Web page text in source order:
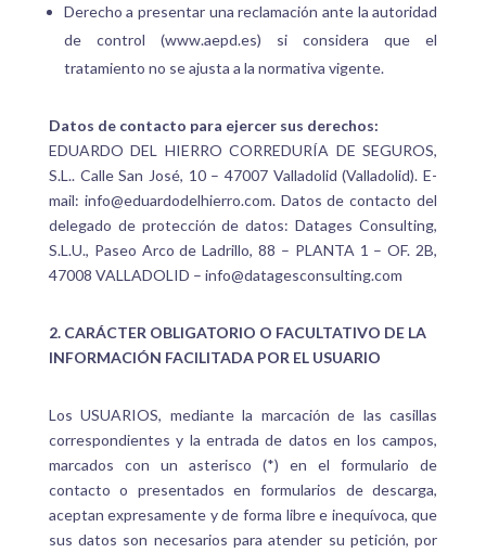
Derecho a presentar una reclamación ante la autoridad
de control (www.aepd.es) si considera que el
tratamiento no se ajusta a la normativa vigente.
Datos de contacto para ejercer sus derechos:
EDUARDO DEL HIERRO CORREDURÍA DE SEGUROS,
S.L.. Calle San José, 10 – 47007 Valladolid (Valladolid). E-
mail: info@eduardodelhierro.com. Datos de contacto del
delegado de protección de datos:Datages Consulting,
S.L.U., Paseo Arco de Ladrillo, 88 – PLANTA 1 – OF. 2B,
47008 VALLADOLID – info@datagesconsulting.com
2. CARÁCTER OBLIGATORIO O FACULTATIVO DE LA
INFORMACIÓN FACILITADA POR EL USUARIO
Los USUARIOS, mediante la marcación de las casillas
correspondientes y la entrada de datos en los campos,
marcados con un asterisco (*) en el formulario de
contacto o presentados en formularios de descarga,
aceptan expresamente y de forma libre e inequívoca, que
sus datos son necesarios para atender su petición, por